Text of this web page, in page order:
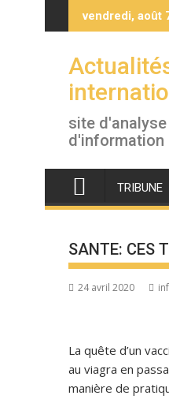
to
vendredi, août
site
d'information
TRIBUNE
SANTE: CES
24 avril 2020
La quête d’un
au viagra en
manière de